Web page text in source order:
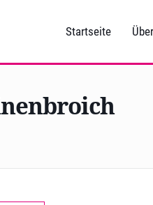
Startseite